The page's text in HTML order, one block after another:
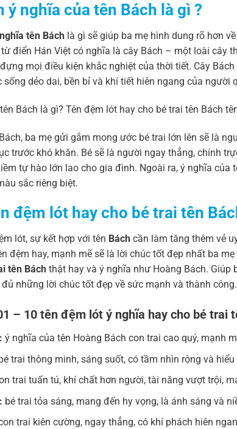
ý nghĩa của tên Bách là gì ?
tên Bách là gì sẽ giúp ba mẹ hình dung rõ hơn
điển Hán Việt có nghĩa là cây Bách – một loài cây
mọi điều kiện khắc nghiệt của thời tiết. Cây
sống dẻo dai, bền bỉ và khí tiết hiên ngang của người
ba mẹ gửi gắm mong ước bé trai lớn lên sẽ là
trước khó khăn. Bé sẽ là người ngay thẳng, chính
tự hào lớn lao cho gia đình. Ngoài ra, ý nghĩa của
sắc riêng biệt.
đệm lót hay cho bé trai tên
lót, sự kết hợp với tên Bách cần làm tăng thêm vẻ
đệm hay, mạnh mẽ sẽ là lời chúc tốt đẹp nhất ba
tên Bách thật hay và ý nghĩa như Hoàng Bách.
những lời chúc tốt đẹp về sức mạnh và thành công.
– 10 tên đệm lót ý nghĩa hay cho bé trai
ý nghĩa của tên Hoàng Bách con trai cao quý, mạnh
trai thông minh, sáng suốt, có tầm nhìn rộng và
trai tuấn tú, khí chất hơn người, tài năng vượt trội,
bé trai tỏa sáng, mang đến hy vọng, là ánh sáng và
trai kiên cường, ngay thẳng, có khí phách hiên